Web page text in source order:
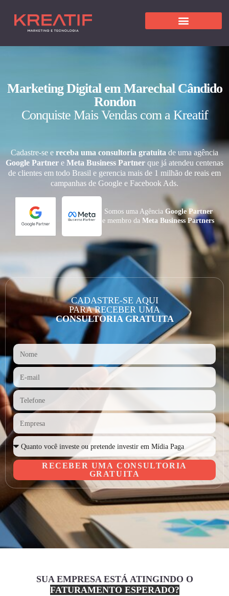
Marketing Digital em Marechal Cândido
Rondon
Conquiste Mais Vendas com a Kreatif
Cadastre-se e receba uma consultoria gratuita de uma agência
Google Partner e Meta Business Partner que já atendeu centenas
de clientes em todo Brasil e gerencia mais de 1 milhão de reais em
campanhas de Google e Facebook Ads.
Somos uma AgênciaGoogle Partner
e membro daMeta Business Partners
CADASTRE-SE AQUI
PARA RECEBER UMA
CONSULTORIA GRATUITA
RECEBER UMA CONSULTORIA
GRATUITA
SUA EMPRESA ESTÁ ATINGINDO O
FATURAMENTO ESPERADO?